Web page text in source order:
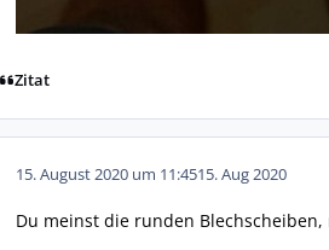
Zitat
15. August 2020 um 11:4515. Aug 2020
Du meinst die runden Blechscheiben,